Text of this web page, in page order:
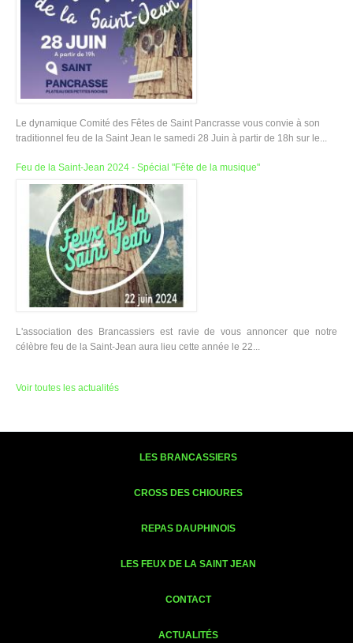
Le dynamique Comité des Fêtes de Saint Pancrasse vous convie à son
traditionnel feu de la Saint Jean le samedi 28 Juin à partir de 18h sur le...
Feu de la Saint-Jean 2024 - Spécial "Fête de la musique"
L'association des Brancassiers est ravie de vous annoncer que notre
célèbre feu de la Saint-Jean aura lieu cette année le 22...
Voir toutes les actualités
LES BRANCASSIERS
CROSS DES CHIOURES
REPAS DAUPHINOIS
LES FEUX DE LA SAINT JEAN
CONTACT
ACTUALITÉS